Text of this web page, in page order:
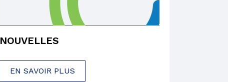
NOUVELLES
EN SAVOIR PLUS